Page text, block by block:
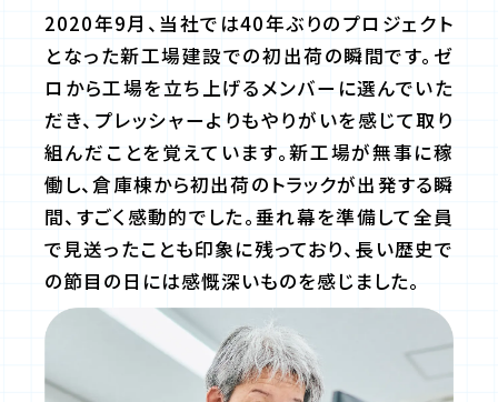
2020年9月、当社では40年ぶりのプロジェクト
となった新工場建設での初出荷の瞬間です。ゼ
ロから工場を立ち上げるメンバーに選んでいた
だき、プレッシャーよりもやりがいを感じて取り
組んだことを覚えています。新工場が無事に稼
働し、倉庫棟から初出荷のトラックが出発する瞬
間、すごく感動的でした。垂れ幕を準備して全員
で見送ったことも印象に残っており、長い歴史で
の節目の日には感慨深いものを感じました。